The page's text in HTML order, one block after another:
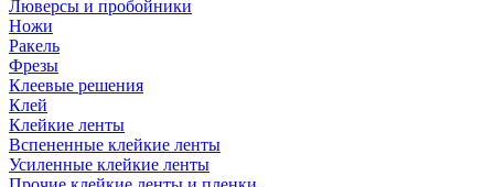
Люверсы и пробойники
Ножи
Ракель
Фрезы
Клеевые решения
Клей
Клейкие ленты
Вспененные клейкие ленты
Усиленные клейкие ленты